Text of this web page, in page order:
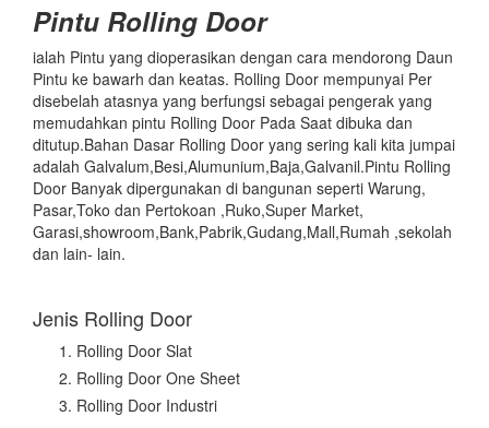
Pintu Rolling Door
ialah Pintu yang dioperasikan dengan cara mendorong Daun
Pintu ke bawarh dan keatas. Rolling Door mempunyai Per
disebelah atasnya yang berfungsi sebagai pengerak yang
memudahkan pintu Rolling Door Pada Saat dibuka dan
ditutup.Bahan Dasar Rolling Door yang sering kali kita jumpai
adalah Galvalum,Besi,Alumunium,Baja,Galvanil.Pintu Rolling
Door Banyak dipergunakan di bangunan seperti Warung,
Pasar,Toko dan Pertokoan ,Ruko,Super Market,
Garasi,showroom,Bank,Pabrik,Gudang,Mall,Rumah ,sekolah
dan lain- lain.
Jenis Rolling Door
Rolling Door Slat
Rolling Door One Sheet
Rolling Door Industri